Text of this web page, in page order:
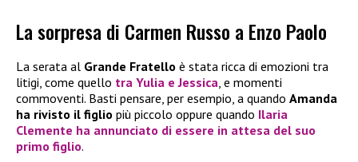
La sorpresa di Carmen Russo a Enzo Paolo
La serata al Grande Fratello è stata ricca di emozioni tra
litigi, come quello tra Yulia e Jessica, e momenti
commoventi. Basti pensare, per esempio, a quando Amanda
ha rivisto il figlio più piccolo oppure quando Ilaria
Clemente ha annunciato di essere in attesa del suo
primo figlio.